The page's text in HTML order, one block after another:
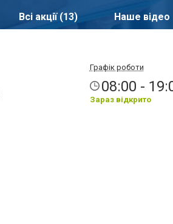
Всі акції (13) Наше відео
Графік роботи
08:00 -
Зараз відкрито